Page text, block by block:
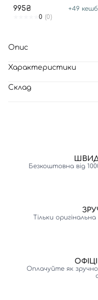
995₴ +49
0 (0)
Опис
Характеристики
Склад
Безкоштовна від
Тільки
Оплачуйте як